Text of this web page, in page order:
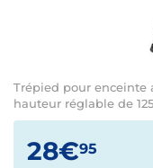
Trépied pour enceinte
hauteur réglable de
28€95